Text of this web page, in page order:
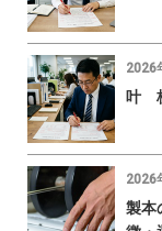
2026
叶
2026
製本